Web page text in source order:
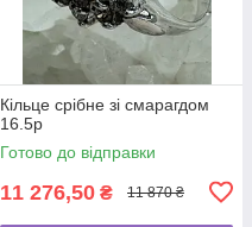
Кільце срібне зі смарагдом
16.5p
Готово до відправки
11 276,50 ₴ 11 870 ₴